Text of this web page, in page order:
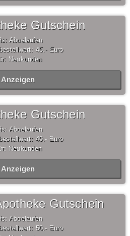
Gutschein
Abgelaufen
45,- Euro
Neukunden
Anzeigen
Gutschein
Abgelaufen
49,- Euro
Neukunden
Anzeigen
Gutschein
Abgelaufen
50,- Euro